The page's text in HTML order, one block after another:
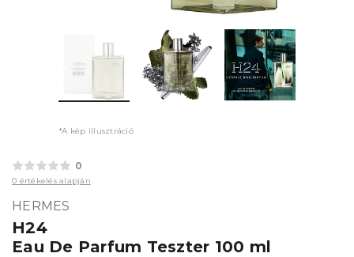
*A kép illusztráció
0
0 értékelés alapján
HERMES
H24
Eau De Parfum Teszter 100 ml